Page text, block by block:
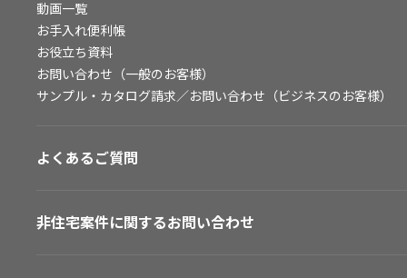
動画一覧
お手入れ便利帳
お役立ち資料
お問い合わせ（一般のお客様）
サンプル・カタログ請求／お問い合わせ（ビジネスのお客様）
よくあるご質問
非住宅案件に関するお問い合わせ